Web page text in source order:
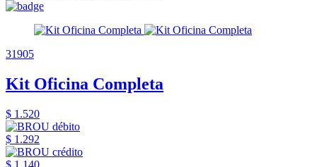
31905
Kit Oficina Completa
$ 1.520
$ 1.292
$ 1.140